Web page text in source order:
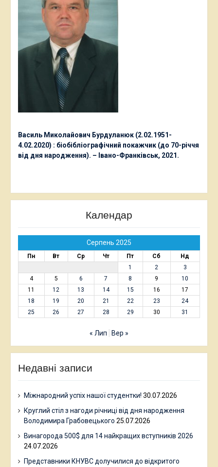
Василь Миколайович Бурдуланюк (2.02.1951-
4.02.2020) : біобібліографічний покажчик (до 70-річчя
від дня народження). – Івано-Франківськ, 2021.
Календар
Серпень 2025
Пн Вт Ср Чт Пт Сб
Нд
1
2
3
4
5 6 7 8 9
10
11
12 13 14 15 16
17
18
19 20 21 22 23
24
25
26 27 28 29 30 31
« Лип Вер »
Недавні записи
Міжнародний успіх нашої студентки! 30.07.2026
Круглий стіл з нагоди річниці від дня народження
Володимира Грабовецького 25.07.2026
Винагорода 500$ для 14 найкращих вступників 2026
24.07.2026
Представники КНУВС долучилися до відкритого